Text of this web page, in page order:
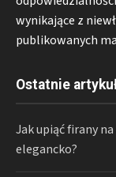
wynikające z
publikowanych
Ostatnie
Jak upiąć firany
elegancko?